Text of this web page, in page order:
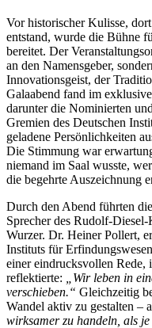
Vor historischer Kulisse,
entstand, wurde die Bühne
bereitet. Der
an den Namensgeber,
Innovationsgeist, der
Galaabend fand im
darunter die Nominierten
Gremien des Deutschen
geladene Persönlichkeiten
Die Stimmung war
niemand im Saal wusste,
die begehrte Auszeichnung
Durch den Abend führten
Sprecher des Rudolf-
Wurzer. Dr. Heiner Pollert,
Instituts für
einer eindrucksvollen Rede,
reflektierte:
„Wir leben in
verschieben.“ Gleichzeitig
Wandel aktiv zu gestalten –
wirksamer zu handeln, als je